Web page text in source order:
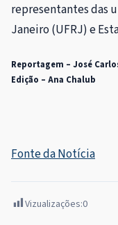
representantes das
Janeiro (UFRJ) e
Reportagem – José
Edição – Ana Chalub
Fonte da Notícia
Vizualizações:0